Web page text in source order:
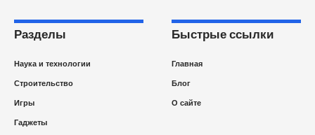
Разделы
Наука и технологии
Строительство
Игры
Гаджеты
Быстрые ссылки
Главная
Блог
О сайте